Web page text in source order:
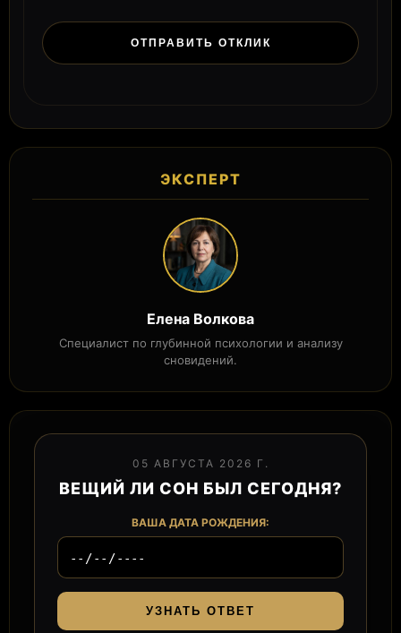
ЭКСПЕРТ
Елена Волкова
Специалист по глубинной психологии и анализу
сновидений.
05 АВГУСТА 2026 Г.
ВЕЩИЙ ЛИ СОН БЫЛ СЕГОДНЯ?
ВАША ДАТА РОЖДЕНИЯ:
УЗНАТЬ ОТВЕТ